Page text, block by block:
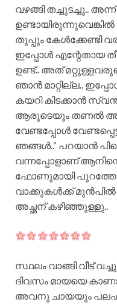
വഴങ്ങി തച്ചുടച്ചു..
തുപ്പും കേൾക്കേണ്ടി
ഇപ്പോൾ എന്റേതായ
ഉണ്ട്.. അത്
ഞാൻ മാറ്റില്ല..
കയറി കിടക്കാൻ
ആരുടെയും തണൽ
വേണ്ടപ്പോൾ
ഞങ്ങൾ..” പറയാൻ
വന്നപ്പോളാണ്
ഫോണുമായി
വാക്കുകൾക്ക് മുൻപിൽ
അച്ഛന് കഴിഞ്ഞുള്ളു..
സ്ഥലം വാങ്ങി വീട്
ദിവസം മായയെ
അവനു ചായയും